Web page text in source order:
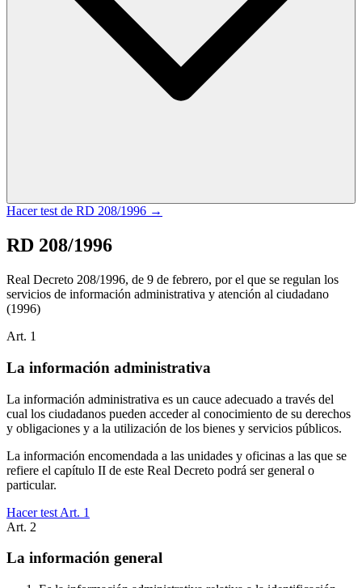
Hacer test de RD 208/1996 →
RD 208/1996
Real Decreto 208/1996, de 9 de febrero, por el que se regulan los
servicios de información administrativa y atención al ciudadano
(1996)
Art. 1
La información administrativa
La información administrativa es un cauce adecuado a través del
cual los ciudadanos pueden acceder al conocimiento de su derechos
y obligaciones y a la utilización de los bienes y servicios públicos.
La información encomendada a las unidades y oficinas a las que se
refiere el capítulo II de este Real Decreto podrá ser general o
particular.
Hacer test Art. 1
Art. 2
La información general